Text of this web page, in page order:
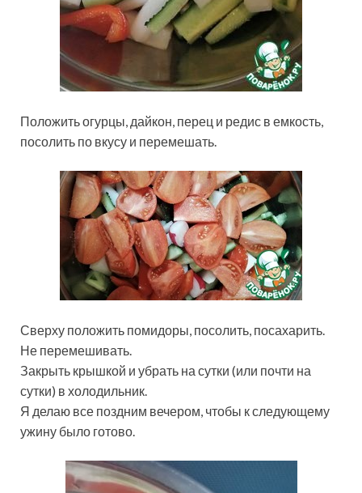
Положить огурцы, дайкон, перец и редис в емкость,
посолить по вкусу и перемешать.
Сверху положить помидоры, посолить, посахарить.
Не перемешивать.
Закрыть крышкой и убрать на сутки (или почти на
сутки) в холодильник.
Я делаю все поздним вечером, чтобы к следующему
ужину было готово.